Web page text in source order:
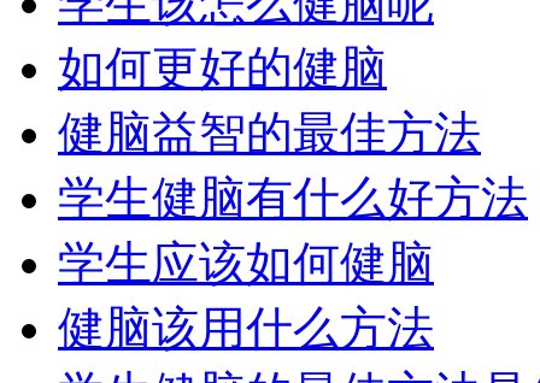
如何更好的健脑
健脑益智的最佳方法
学生健脑有什么好方法
学生应该如何健脑
健脑该用什么方法